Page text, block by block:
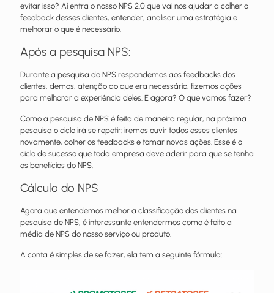
evitar isso? Aí entra o nosso NPS 2.0 que vai nos ajudar a colher o
feedback desses clientes, entender, analisar uma estratégia e
melhorar o que é necessário.
Após a pesquisa NPS:
Durante a pesquisa do NPS respondemos aos feedbacks dos
clientes, demos, atenção ao que era necessário, fizemos ações
para melhorar a experiência deles. E agora? O que vamos fazer?
Como a pesquisa de NPS é feita de maneira regular, na próxima
pesquisa o ciclo irá se repetir: iremos ouvir todos esses clientes
novamente, colher os feedbacks e tomar novas ações. Esse é o
ciclo de sucesso que toda empresa deve aderir para que se tenha
os benefícios do NPS.
Cálculo do NPS
Agora que entendemos melhor a classificação dos clientes na
pesquisa de NPS, é interessante entendermos como é feito a
média de NPS do nosso serviço ou produto.
A conta é simples de se fazer, ela tem a seguinte fórmula: